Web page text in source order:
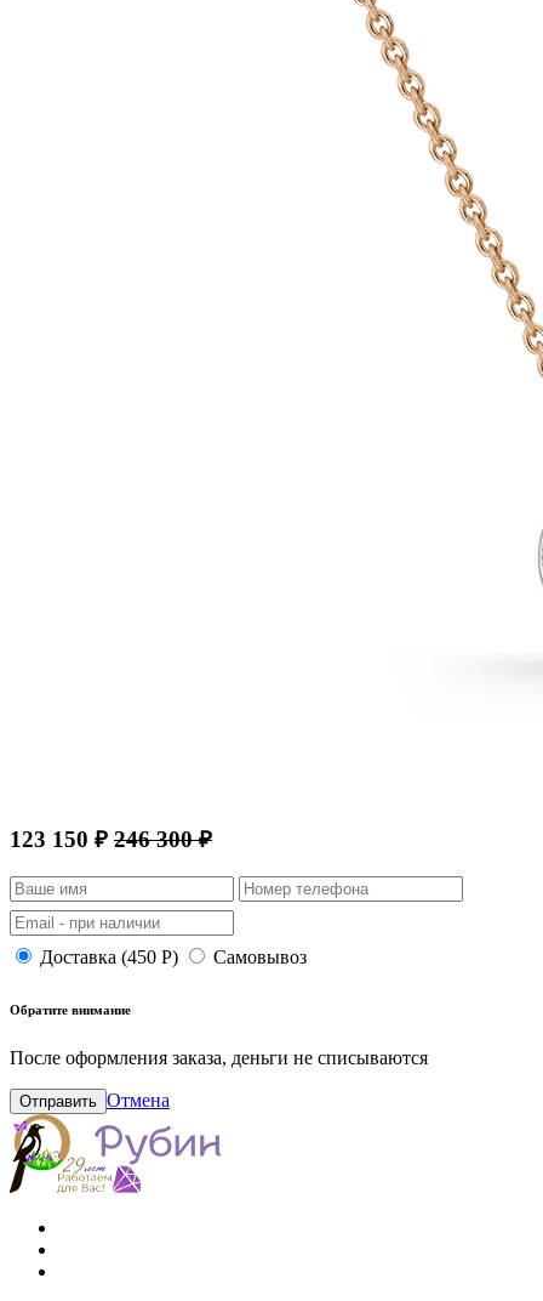
123 150 ₽ 246 300 ₽
Доставка (450 Р) Самовывоз
Обратите внимание
После оформления заказа, деньги не списываются
Отправить Отмена